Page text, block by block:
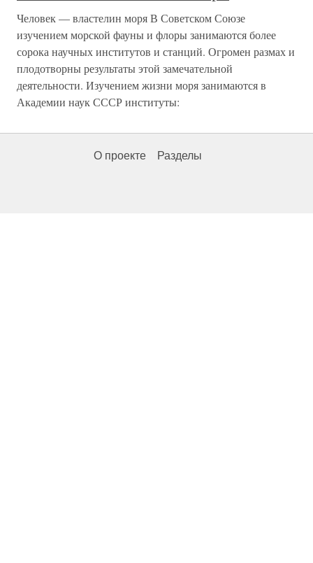
Человек — властелин моря В Советском Союзе
изучением морской фауны и флоры занимаются более
сорока научных институтов и станций. Огромен размах и
плодотворны результаты этой замечательной
деятельности. Изучением жизни моря занимаются в
Академии наук СССР институты:
О проекте Разделы